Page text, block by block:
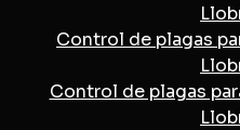
Control de plagas
Control de plagas